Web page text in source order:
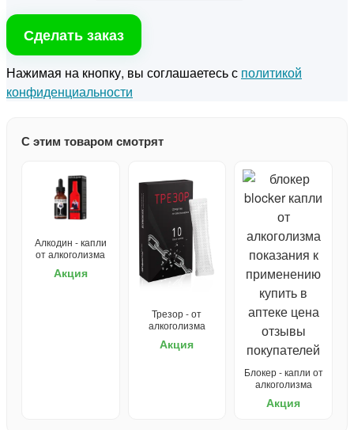
Сделать заказ
Нажимая на кнопку, вы соглашаетесь с политикой
конфиденциальности
С этим товаром смотрят
Алкодин - капли
от алкоголизма
Акция
Трезор - от
алкоголизма
Акция
Блокер - капли от
алкоголизма
Акция